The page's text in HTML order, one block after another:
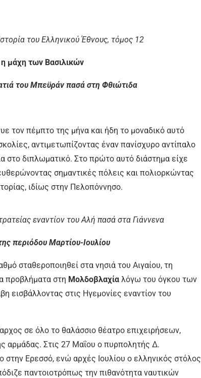
του Ελληνικού Έθνους, τόμος 12
μάχη των Βασιλικών
του Μπεϋράν πασά στη Φθιώτιδα
τον πέμπτο της μήνα και ήδη το μοναδικό αυτό
αντιμετωπίζοντας έναν πανίσχυρο αντίπαλο
στο διπλωματικό. Στο πρώτο αυτό διάστημα είχε
σημαντικές πόλεις και πολιορκώντας
ιδίως στην Πελοπόννησο.
εναντίον του Αλή πασά στα Γιάννενα
περιόδου Μαρτίου-Ιουλίου
σταθεροποιηθεί στα νησιά του Αιγαίου, τη
προβλήματα στη Μολδοβλαχία λόγω του όγκου των
εισβάλλοντας στις Ηγεμονίες εναντίον του
σε όλο το θαλάσσιο θέατρο επιχειρήσεων,
αρμάδας. Στις 27 Μαΐου ο πυρπολητής Δ.
στην Ερεσσό, ενώ αρχές Ιουλίου ο ελληνικός στόλος
παντοιοτρόπως την πιθανότητα ναυτικών